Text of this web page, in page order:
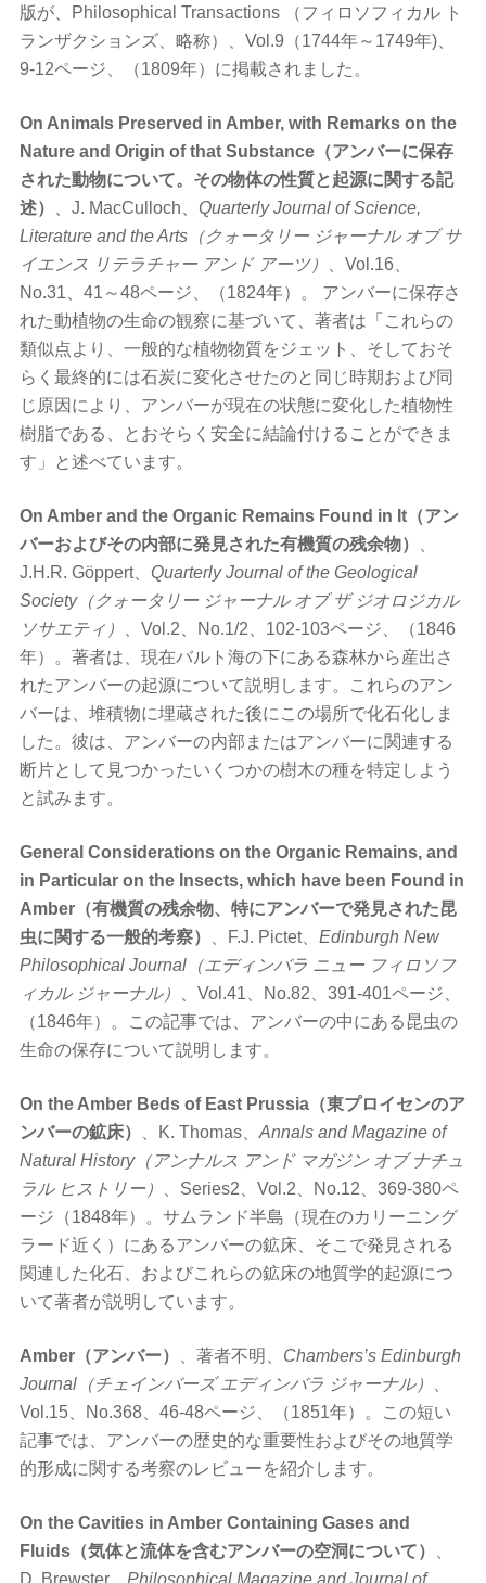
版が、Philosophical Transactions （フィロソフィカル ト
ランザクションズ、略称）、Vol.9（1744年～1749年)、
9-12ページ、（1809年）に掲載されました。
On Animals Preserved in Amber, with Remarks on the
Nature and Origin of that Substance（アンバーに保存
された動物について。その物体の性質と起源に関する記
述）
、J. MacCulloch、 Quarterly Journal of Science,
Literature and the Arts（クォータリー ジャーナル オブ サ
イエンス リテラチャー アンド アーツ）
、Vol.16、
No.31、41～48ページ、（1824年）。 アンバーに保存さ
れた動植物の生命の観察に基づいて、著者は「これらの
類似点より、一般的な植物物質をジェット、そしておそ
らく最終的には石炭に変化させたのと同じ時期および同
じ原因により、アンバーが現在の状態に変化した植物性
樹脂である、とおそらく安全に結論付けることができま
す」と述べています。
On Amber and the Organic Remains Found in It（アン
バーおよびその内部に発見された有機質の残余物）
J.H.R. Göppert、 Quarterly Journal of the Geological
Society（クォータリー ジャーナル オブ ザ ジオロジカル
ソサエティ）
、Vol.2、No.1/2、102-103ページ、（1846
年）。著者は、現在バルト海の下にある森林から産出さ
れたアンバーの起源について説明します。これらのアン
バーは、堆積物に埋蔵された後にこの場所で化石化しま
した。彼は、アンバーの内部またはアンバーに関連する
断片として見つかったいくつかの樹木の種を特定しよう
と試みます。
General Considerations on the Organic Remains, and
in Particular on the Insects, which have been Found in
Amber（有機質の残余物、特にアンバーで発見された昆
虫に関する一般的考察）
、F.J. Pictet、 Edinburgh New
Philosophical Journal（エディンバラ ニュー フィロソフ
ィカル ジャーナル）
、Vol.41、No.82、391-401ページ、
（1846年）。この記事では、アンバーの中にある昆虫の
生命の保存について説明します。
On the Amber Beds of East Prussia（東プロイセンのア
ンバーの鉱床）
、K. Thomas、 Annals and Magazine of
Natural History（アンナルス アンド マガジン オブ ナチュ
ラル ヒストリー）
、Series2、Vol.2、No.12、369-380ペ
ージ（1848年）。サムランド半島（現在のカリーニング
ラード近く）にあるアンバーの鉱床、そこで発見される
関連した化石、およびこれらの鉱床の地質学的起源につ
いて著者が説明しています。
Amber（アンバー） 、著者不明、 Chambers’s Edinburgh
Journal（チェインバーズ エディンバラ ジャーナル）
Vol.15、No.368、46-48ページ、（1851年）。この短い
記事では、アンバーの歴史的な重要性およびその地質学
的形成に関する考察のレビューを紹介します。
On the Cavities in Amber Containing Gases and
Fluids（気体と流体を含むアンバーの空洞について）
D. Brewster、 Philosophical Magazine and Journal of